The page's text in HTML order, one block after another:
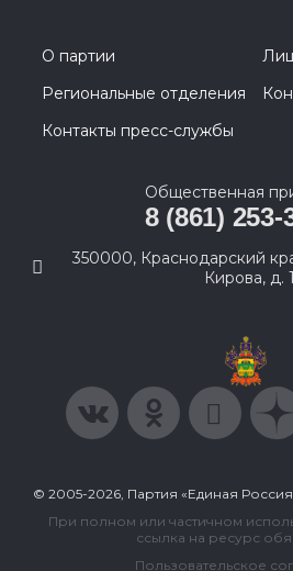
О партии
Региональные отделения
Контакты пресс-службы
Общественная
8 (861) 253-
350000, Краснодарский
Кирова, д.
© 2005-2026, Партия «Единая
При полном или частичном
ссылка на ресурс
Пользовательское